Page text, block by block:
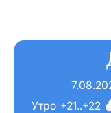
+21..+22
Утро